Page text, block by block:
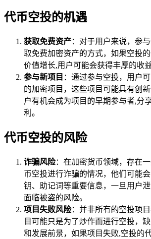
代币空投的机遇
获取免费资产：对于用户来说，参
取免费加密资产的方式，如果空投
价值增长,用户可能会获得丰厚的收益
参与新项目 ：通过参与空投，用户
的加密项目，这些项目可能具有创
户有机会成为项目的早期参与者,分
利。
代币空投的风险
诈骗风险：在加密货币领域，存在
币空投进行诈骗的情况，他们可能
钥、助记词等重要信息，一旦用户
面临被盗的风险。
项目失败风险：并非所有的空投项
目可能只是为了炒作而进行空投，
和发展前景，如果项目失败,空投的